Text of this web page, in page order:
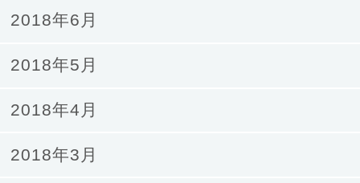
2018年6月
2018年5月
2018年4月
2018年3月